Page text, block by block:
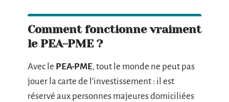
Comment fonctionne vraiment
le PEA-PME ?
Avec le PEA-PME, tout le monde ne peut pas
jouer la carte de l’investissement : il est
réservé aux personnes majeures domiciliées